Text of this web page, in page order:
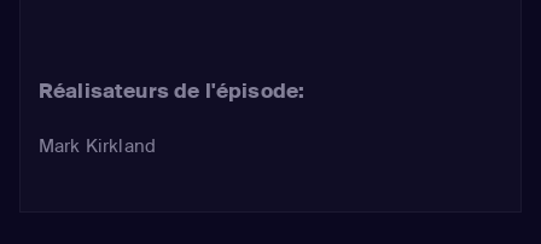
Réalisateurs de l'épisode:
Mark Kirkland